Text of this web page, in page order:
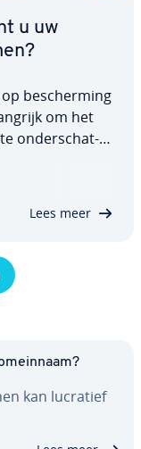
u uw
be­scher­ming
om het
te on­der­schat­
Lees meer
kan lucratief